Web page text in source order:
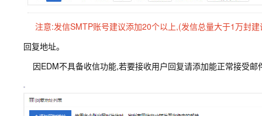
注意:发信SMTP账号建议添加20个以上,(发信总量大于1万封
回复地址。
因EDM不具备收信功能,若要接收用户回复请添加能正常接受邮